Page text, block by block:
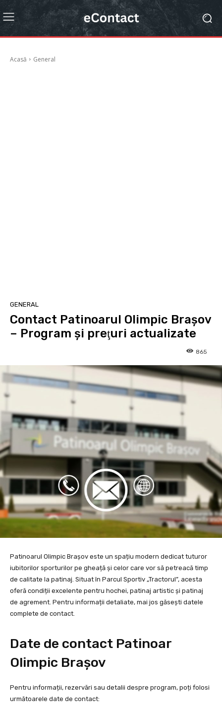
Acasă General
GENERAL
Contact Patinoarul Olimpic Brașov
– Program și preţuri actualizate
865
Patinoarul Olimpic Brașov este un spațiu modern dedicat tuturor
iubitorilor sporturilor pe gheață și celor care vor să petreacă timp
de calitate la patinaj. Situat în Parcul Sportiv „Tractorul”, acesta
oferă condiții excelente pentru hochei, patinaj artistic și patinaj
de agrement. Pentru informații detaliate, mai jos găsești datele
complete de contact.
Date de contact Patinoar
Olimpic Brașov
Pentru informații, rezervări sau detalii despre program, poți folosi
următoarele date de contact: